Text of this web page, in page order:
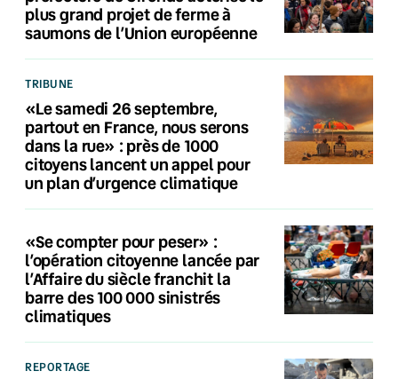
plus grand projet de ferme à
saumons de l’Union européenne
TRIBUNE
«Le samedi 26 septembre,
partout en France, nous serons
dans la rue» : près de 1000
citoyens lancent un appel pour
un plan d’urgence climatique
«Se compter pour peser» :
l’opération citoyenne lancée par
l’Affaire du siècle franchit la
barre des 100 000 sinistrés
climatiques
REPORTAGE